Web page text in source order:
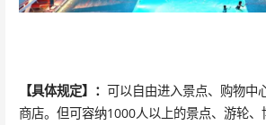
【具体规定】： 可以自由进入景点、购物中
商店。但可容纳1000人以上的景点、游轮